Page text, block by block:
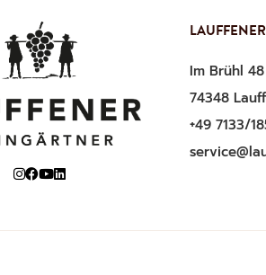
Im Brühl 48
74348
+49 7133/